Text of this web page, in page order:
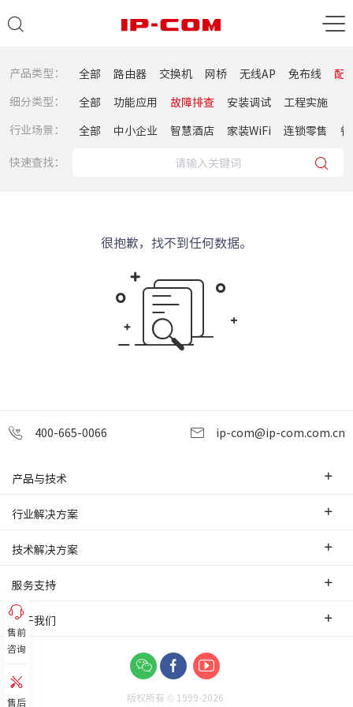
产品类型： 全部 路由器 交换机 网桥 无线AP 免布线
配
细分类型：
全部 功能应用 故障排查 安装调试
工程实施
行业场景：
全部 中小企业 智慧酒店 家装WiFi 连锁零售
快速查找：
很抱歉，找不到任何数据。
400-665-0066 ip-com@ip-com.com.cn
产品与技术
企业级路由器
网桥
网络安全
网络工具及配件
行业解决方案
中小企业
智慧酒店
智慧工厂
技术解决方案
SD-WAN互联
PoE监控传输
服务支持
办事处
售前服务
功能应用
关于我们
联系我们
版权所有 © 1999-2026
售前
咨询
售后